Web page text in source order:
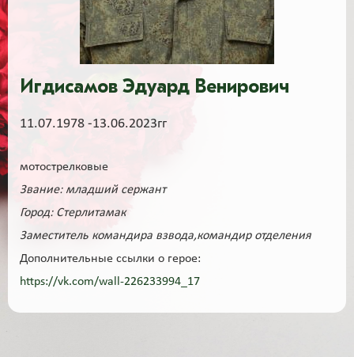
Игдисамов Эдуард Венирович
11.07.1978 -13.06.2023гг
мотострелковые
Звание: младший сержант
Город: Стерлитамак
Заместитель командира взвода,командир отделения
Дополнительные ссылки о герое:
https://vk.com/wall-226233994_17